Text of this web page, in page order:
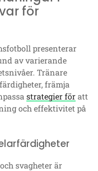
för
presenterar
av varierande
Tränare
främja
strategier föratt
och effektivitet på
svagheter är